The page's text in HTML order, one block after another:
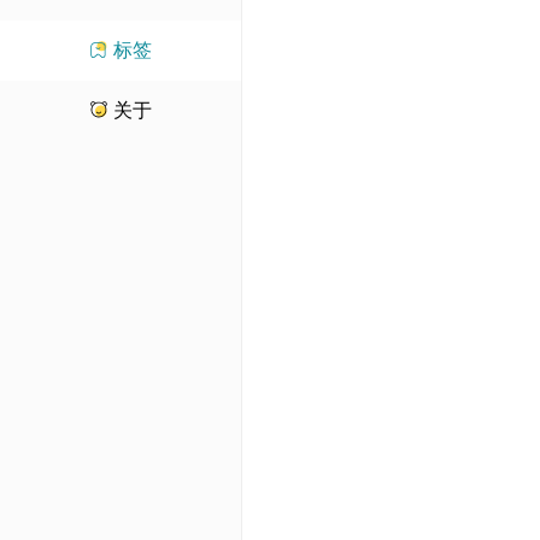
标签
关于